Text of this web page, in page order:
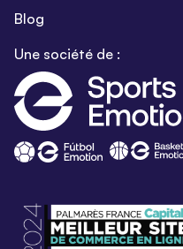
Blog
Une société de :